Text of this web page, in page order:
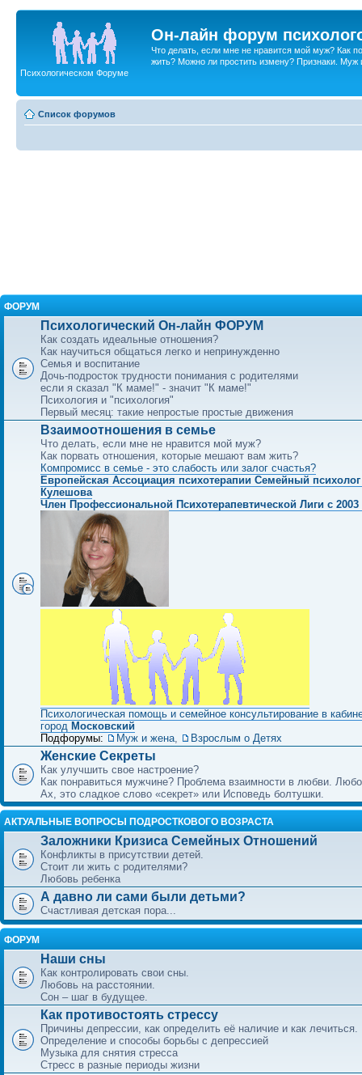
Он-лайн форум
Что делать, если мне не нравится мой муж? Как
жить? Можно ли простить измену? Признаки. Муж
Психологическом Форуме
Список форумов
ФОРУМ
Психологический Он-лайн ФОРУМ
Как создать идеальные отношения?
Как научиться общаться легко и непринужденно
Семья и воспитание
Дочь-подросток трудности понимания с родителями
если я сказал "К маме!" - значит "К маме!"
Психология и "психология"
Первый месяц: такие непростые простые движения
Взаимоотношения в семье
Что делать, если мне не нравится мой муж?
Как порвать отношения, которые мешают вам жить?
Компромисс в семье - это слабость или залог счастья?
Европейская Ассоциация психотерапии Семейный
Кулешова
Член Профессиональной Психотерапевтической Лиги с 2003
Психологическая помощь и семейное консультирование в
город Московский
Подфорумы:
Муж и жена, Взрослым о Детях
Женские Секреты
Как улучшить свое настроение?
Как понравиться мужчине? Проблема взаимности в любви.
Ах, это сладкое слово «секрет» или Исповедь болтушки.
АКТУАЛЬНЫЕ ВОПРОСЫ ПОДРОСТКОВОГО ВОЗРАСТА
Заложники Кризиса Семейных Отношений
Конфликты в присутствии детей.
Стоит ли жить с родителями?
Любовь ребенка
А давно ли сами были детьми?
Счастливая детская пора...
ФОРУМ
Наши сны
Как контролировать свои сны.
Любовь на расстоянии.
Сон – шаг в будущее.
Как противостоять стрессу
Причины депрессии, как определить её наличие и как лечиться.
Определение и способы борьбы с депрессией
Музыка для снятия стресса
Стресс в разные периоды жизни